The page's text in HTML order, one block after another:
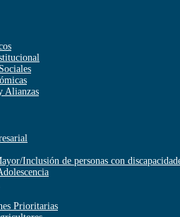
Alianzas
Inclusión de personas con
Prioritarias